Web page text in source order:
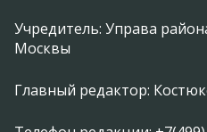
Учредитель: Управа
Москвы
Главный редактор: